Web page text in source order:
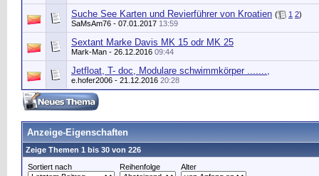
Suche See Karten und Revierführer von Kroatien ( 1 2)
SaMsAm76 - 07.01.2017 13:59
Sextant Marke Davis MK 15 odr MK 25
Mark-Man - 26.12.2016 09:44
Jetfloat, T- doc, Modulare schwimmkörper .......,
e.hofer2006 - 21.12.2016 20:28
Anzeige-Eigenschaften
Zeige Themen 1 bis 30 von 226
Sortiert nach
Reihenfolge Alter